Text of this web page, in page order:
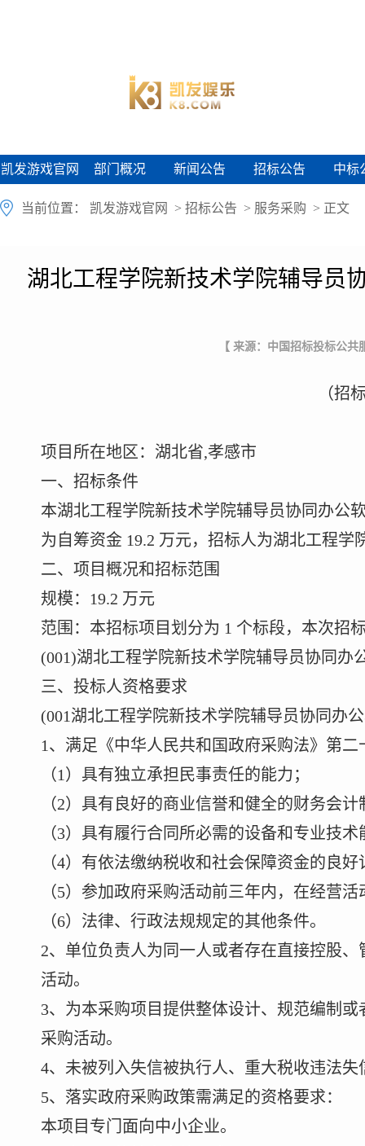
凯发游戏官网
凯发游戏官网 部门概况
部门概况 新闻公告
新闻公告 招标公告
招标公告 中标
中标
当前位置： 凯发游戏官网 > 招标公告 > 服务采购 > 正文
湖北工程学院新技术学院辅导员
【 来源：中国招标投标公
（招
项目所在地区：湖北省,孝感市
一、招标条件
本湖北工程学院新技术学院辅导员协同办公
为自筹资金 19.2 万元，招标人为湖北工程学
二、项目概况和招标范围
规模： 19.2 万元
范围：本招标项目划分为 1 个标段，本次招
(001)湖北工程学院新技术学院辅导员协同办
三、投标人资格要求
(001湖北工程学院新技术学院辅导员协同办
1、满足《中华人民共和国政府采购法》第
（1）具有独立承担民事责任的能力；
（2）具有良好的商业信誉和健全的财务会计
（3）具有履行合同所必需的设备和专业技术
（4）有依法缴纳税收和社会保障资金的良好
（5）参加政府采购活动前三年内，在经营
（6）法律、行政法规规定的其他条件。
2、单位负责人为同一人或者存在直接控股
活动。
3、为本采购项目提供整体设计、规范编制
采购活动。
4、未被列入失信被执行人、重大税收违法
5、落实政府采购政策需满足的资格要求：
本项目专门面向中小企业。